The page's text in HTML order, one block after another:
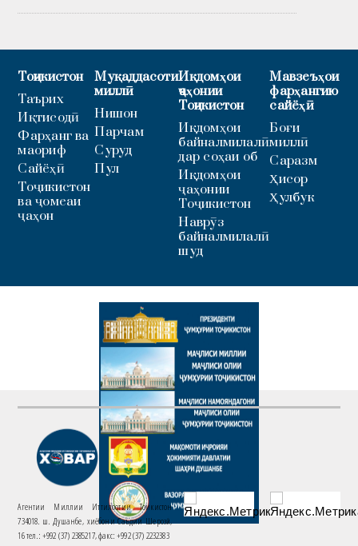
Тоҷикистон
Таърих
Иқтисодӣ
Фарҳанг ва
маориф
Сайёҳӣ
Тоҷикистон
ва ҷомеаи
ҷаҳон
Муқаддасоти
миллӣ
Нишон
Парчам
Суруд
Пул
Иқдомҳои
ҷаҳонии
Тоҷикистон
Иқдомҳои
байналмилалӣ
дар соҳаи об
Иқдомҳои
ҷаҳонии
Тоҷикистон
Наврӯз
байналмилалӣ
шуд
Мавзеъҳои
фарҳангию
сайёҳӣ
Боғи
миллӣ
Саразм
Ҳисор
Ҳулбук
Агентии Миллии Иттилоотии Тоҷикистон
734018. ш. Душанбе, хиёбони Саъдии Шерозӣ,
16 тел.: +992 (37) 2385217, факс: +992 (37) 2232383